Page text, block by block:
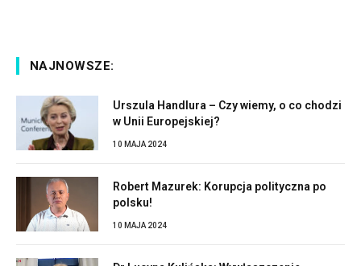
NAJNOWSZE:
Urszula Handlura – Czy wiemy, o co chodzi
w Unii Europejskiej?
10 MAJA 2024
Robert Mazurek: Korupcja polityczna po
polsku!
10 MAJA 2024